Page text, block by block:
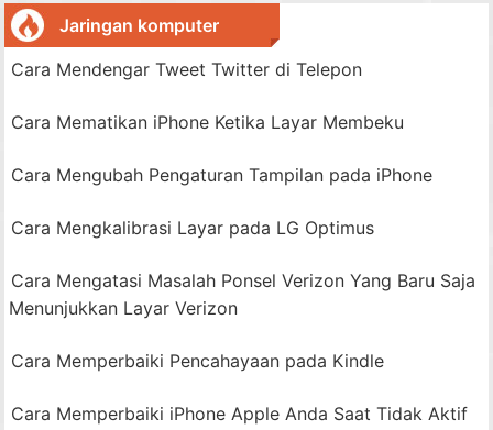
Jaringan komputer
Cara Mendengar Tweet Twitter di Telepon
Cara Mematikan iPhone Ketika Layar Membeku
Cara Mengubah Pengaturan Tampilan pada iPhone
Cara Mengkalibrasi Layar pada LG Optimus
Cara Mengatasi Masalah Ponsel Verizon Yang Baru Saja
Menunjukkan Layar Verizon
Cara Memperbaiki Pencahayaan pada Kindle
Cara Memperbaiki iPhone Apple Anda Saat Tidak Aktif